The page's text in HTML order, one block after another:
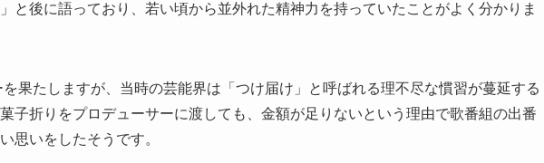
と後に語っており、若い頃から並外れた精神力を持っていたことがよく分かりま
果たしますが、当時の芸能界は「つけ届け」と呼ばれる理不尽な慣習が蔓延する
子折りをプロデューサーに渡しても、金額が足りないという理由で歌番組の出番
思いをしたそうです。